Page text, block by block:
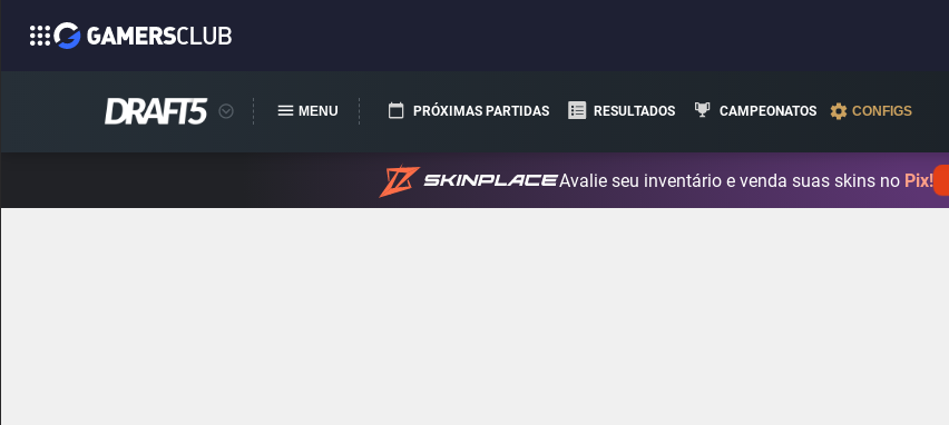
MENU PRÓXIMAS PARTIDAS RESULTADOS CAMPEONATOS CONFIGS
Avalie seu inventário e venda suas skins no Pix!